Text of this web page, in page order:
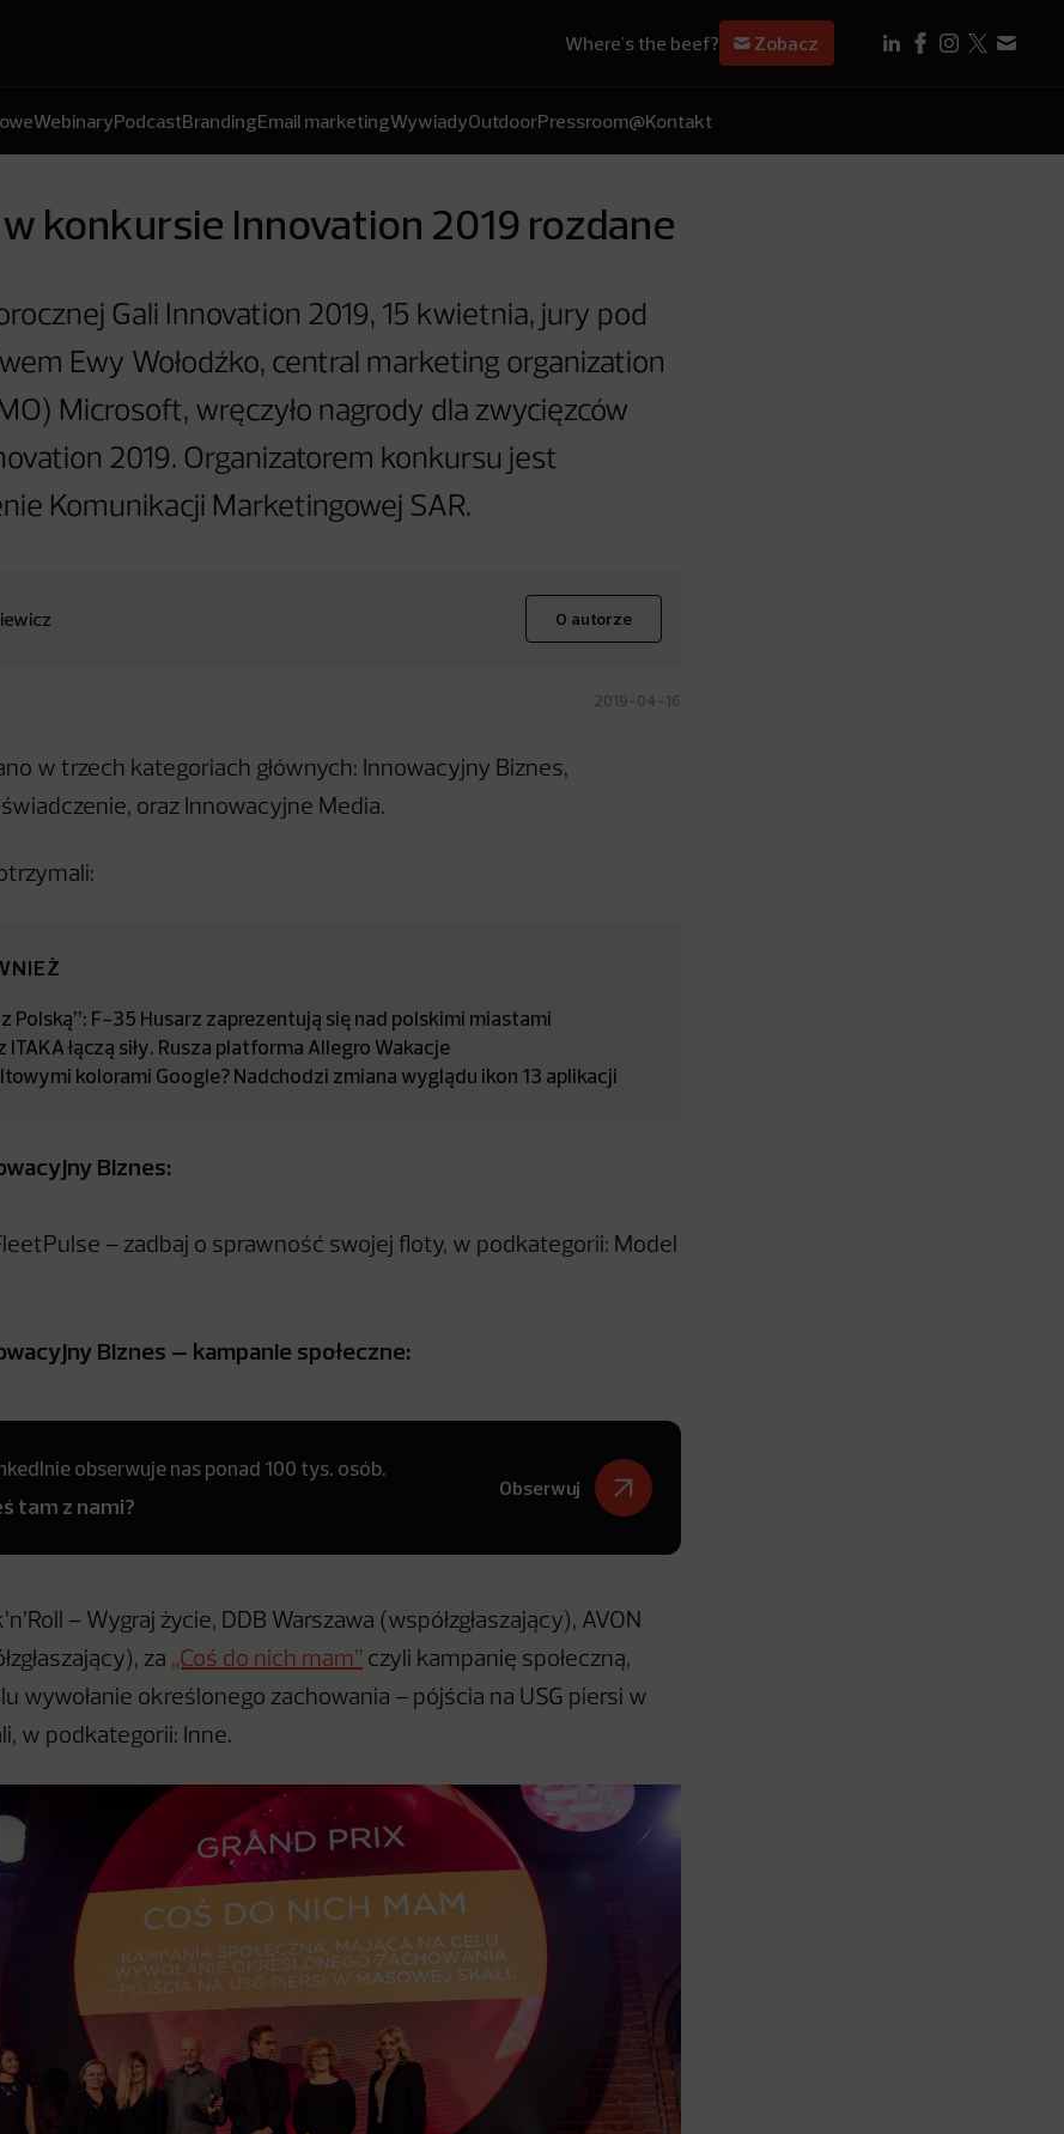
Where's the beef? Zobacz
WebinaryPodcastBrandingEmail marketingWywiadyOutdoorPressroom@Kontakt
konkursie Innovation 2019 rozdane
Gali Innovation 2019, 15 kwietnia, jury pod
Ewy Wołodźko, central marketing organization
Microsoft, wręczyło nagrody dla zwycięzców
2019. Organizatorem konkursu jest
Komunikacji Marketingowej SAR.
O autorze
2019-04-16
w trzech kategoriach głównych: Innowacyjny Biznes,
oraz Innowacyjne Media.
z Polską”: F-35 Husarz zaprezentują się nad polskimi miastami
ITAKA łączą siły. Rusza platforma Allegro Wakacje
kolorami Google? Nadchodzi zmiana wyglądu ikon 13 aplikacji
Biznes:
– zadbaj o sprawność swojej floty, w podkategorii: Model
Biznes – kampanie społeczne:
obserwuje nas ponad 100 tys. osób.
tam z nami?
Obserwuj
– Wygraj życie, DDB Warszawa (współzgłaszający), AVON
za „Coś do nich mam” czyli kampanię społeczną,
wywołanie określonego zachowania – pójścia na USG piersi w
w podkategorii: Inne.